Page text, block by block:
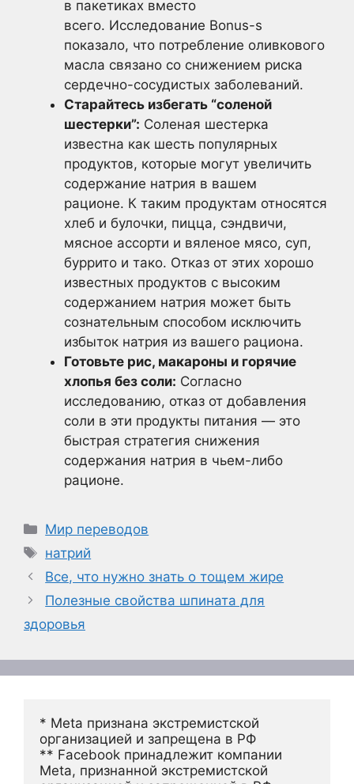
в пакетиках вместо
всего. Исследование Bonus-s
показало, что потребление оливкового
масла связано со снижением риска
сердечно-сосудистых заболеваний.
Старайтесь избегать “соленой
шестерки”: Соленая шестерка
известна как шесть популярных
продуктов, которые могут увеличить
содержание натрия в вашем
рационе. К таким продуктам относятся
хлеб и булочки, пицца, сэндвичи,
мясное ассорти и вяленое мясо, суп,
буррито и тако. Отказ от этих хорошо
известных продуктов с высоким
содержанием натрия может быть
сознательным способом исключить
избыток натрия из вашего рациона.
Готовьте рис, макароны и горячие
хлопья без соли: Согласно
исследованию, отказ от добавления
соли в эти продукты питания — это
быстрая стратегия снижения
содержания натрия в чьем-либо
рационе.
Рубрики
Мир переводов
Метки
натрий
Все, что нужно знать о тощем жире
Полезные свойства шпината для
здоровья
* Meta признана экстремистской
организацией и запрещена в РФ
** Facebook принадлежит компании
Meta, признанной экстремистской